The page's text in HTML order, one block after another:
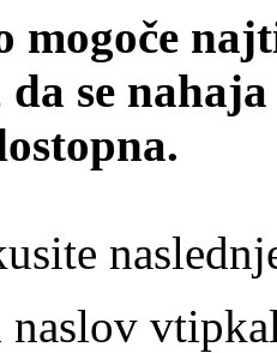
mogoče
se
naslov